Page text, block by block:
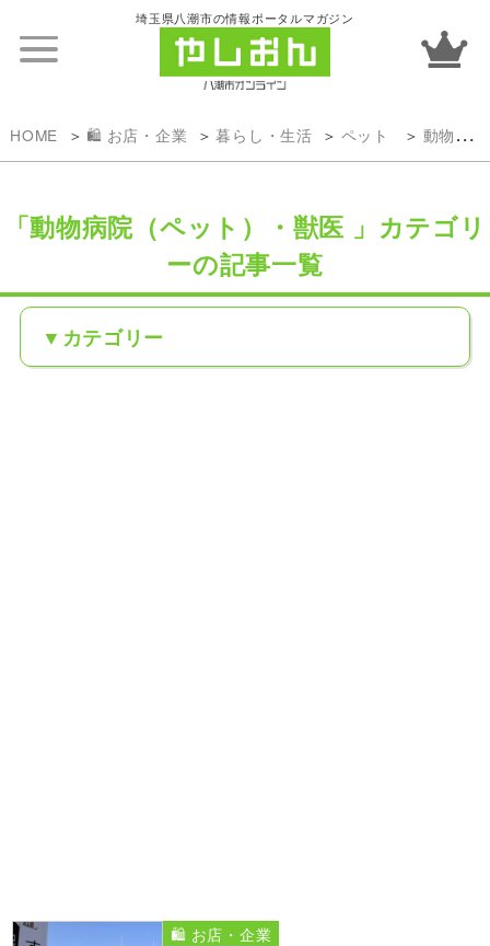
埼玉県八潮市の情報ポータルマガジン
HOME 🛍️ お店・企業 暮らし・生活 ペット 動物病院（ペット）・獣医
「動物病院（ペット）・獣医 」カテゴリ
ーの記事一覧
カテゴリー
🛍️ お店・企業